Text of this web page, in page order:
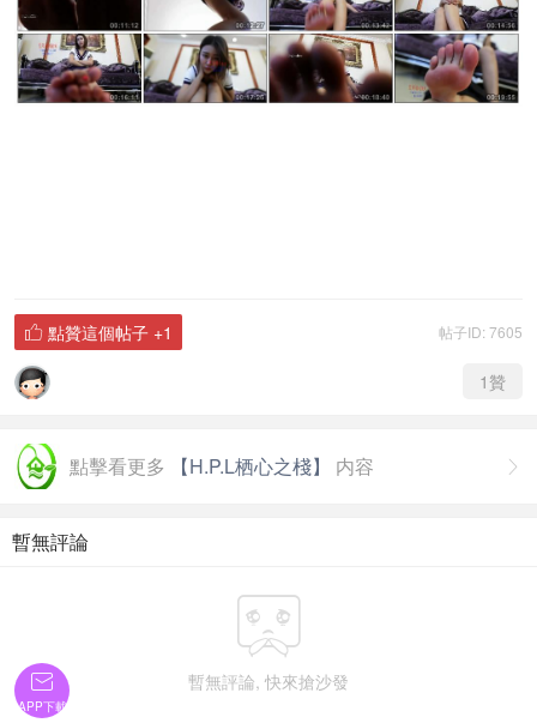
帖子ID: 7605
 點贊這個帖子 +1
1贊

點擊看更多 【H.P.L栖心之棧】 内容
暫無評論

暫無評論, 快來搶沙發

APP下載